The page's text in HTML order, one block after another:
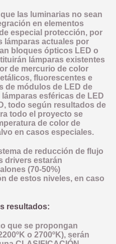
las luminarias no sean
en elementos
especial protección, por
lámparas actuales por
bloques ópticos LED o
lámparas existentes
de mercurio de color
fluorescentes e
de módulos de LED de
esféricas de LED
todo según resultados de
todo el proyecto se
de color de
en casos especiales.
de reducción de flujo
drivers estarán
(70-50%)
de estos niveles, en caso
resultados:
que se propongan
o 2700ºK), serán